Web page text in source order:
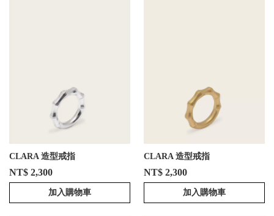
CLARA 造型戒指
NT$ 2,300
加入購物車
CLARA 造型戒指
NT$ 2,300
加入購物車